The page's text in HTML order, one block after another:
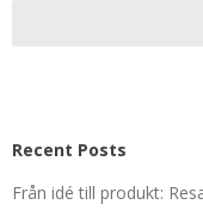
Recent Posts
Från idé till produkt: